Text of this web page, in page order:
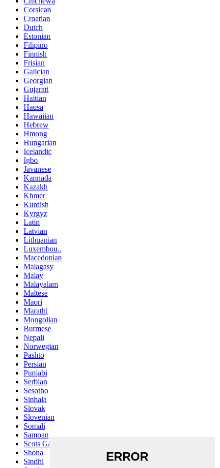
Corsican
Croatian
Dutch
Estonian
Filipino
Finnish
Frisian
Galician
Georgian
Gujarati
Haitian
Hausa
Hawaiian
Hebrew
Hmong
Hungarian
Icelandic
Igbo
Javanese
Kannada
Kazakh
Khmer
Kurdish
Kyrgyz
Latin
Latvian
Lithuanian
Luxembou..
Macedonian
Malagasy
Malay
Malayalam
Maltese
Maori
Marathi
Mongolian
Burmese
Nepali
Norwegian
Pashto
Persian
Punjabi
Serbian
Sesotho
Sinhala
Slovak
Slovenian
Somali
Samoan
Scots Gaelic
Shona
Sindhi